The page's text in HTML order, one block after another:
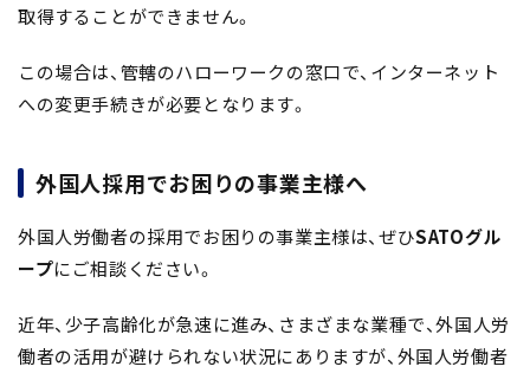
取得することができません。
この場合は、管轄のハローワークの窓口で、インターネット
への変更手続きが必要となります。
外国人採用でお困りの事業主様へ
外国人労働者の採用でお困りの事業主様は、ぜひSATOグル
ープにご相談ください。
近年、少子高齢化が急速に進み、さまざまな業種で、外国人労
働者の活用が避けられない状況にありますが、外国人労働者